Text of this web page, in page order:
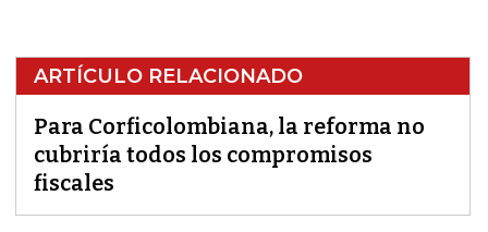
ARTÍCULO RELACIONADO
Para Corficolombiana, la reforma no
cubriría todos los compromisos
fiscales